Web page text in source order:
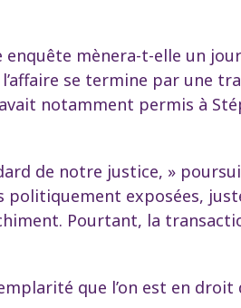
mènera-t-elle un
se termine par une
notamment permis à
de notre justice, »
politiquement exposées,
Pourtant, la
que l’on est en